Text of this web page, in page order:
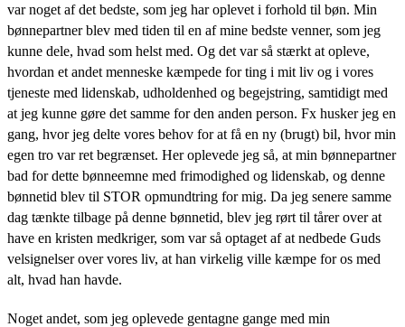
var noget af det bedste, som jeg har oplevet i forhold til bøn. Min
bønnepartner blev med tiden til en af mine bedste venner, som jeg
kunne dele, hvad som helst med. Og det var så stærkt at opleve,
hvordan et andet menneske kæmpede for ting i mit liv og i vores
tjeneste med lidenskab, udholdenhed og begejstring, samtidigt med
at jeg kunne gøre det samme for den anden person. Fx husker jeg en
gang, hvor jeg delte vores behov for at få en ny (brugt) bil, hvor min
egen tro var ret begrænset. Her oplevede jeg så, at min bønnepartner
bad for dette bønneemne med frimodighed og lidenskab, og denne
bønnetid blev til STOR opmundtring for mig. Da jeg senere samme
dag tænkte tilbage på denne bønnetid, blev jeg rørt til tårer over at
have en kristen medkriger, som var så optaget af at nedbede Guds
velsignelser over vores liv, at han virkelig ville kæmpe for os med
alt, hvad han havde.
Noget andet, som jeg oplevede gentagne gange med min